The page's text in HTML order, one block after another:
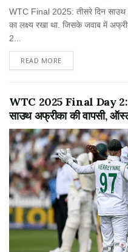
WTC Final 2025: तीसरे दिन साउथ
का लक्ष्य रखा था. जिसके जवाब में
2...
READ MORE
WTC 2025 Final Day 2:
साउथ अफ्रीका की वापसी,